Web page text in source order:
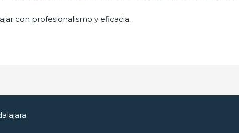
con profesionalismo y eficacia.